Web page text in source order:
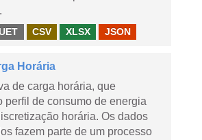
CSV XLSX JSON
Horária
de carga horária, que
perfil de consumo de energia
horária. Os dados
fazem parte de um processo